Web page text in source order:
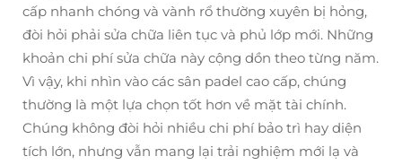
cấp nhanh chóng và vành rổ thường xuyên bị hỏng,
đòi hỏi phải sửa chữa liên tục và phủ lớp mới. Những
khoản chi phí sửa chữa này cộng dồn theo từng năm.
Vì vậy, khi nhìn vào các sân padel cao cấp, chúng
thường là một lựa chọn tốt hơn về mặt tài chính.
Chúng không đòi hỏi nhiều chi phí bảo trì hay diện
tích lớn, nhưng vẫn mang lại trải nghiệm mới lạ và